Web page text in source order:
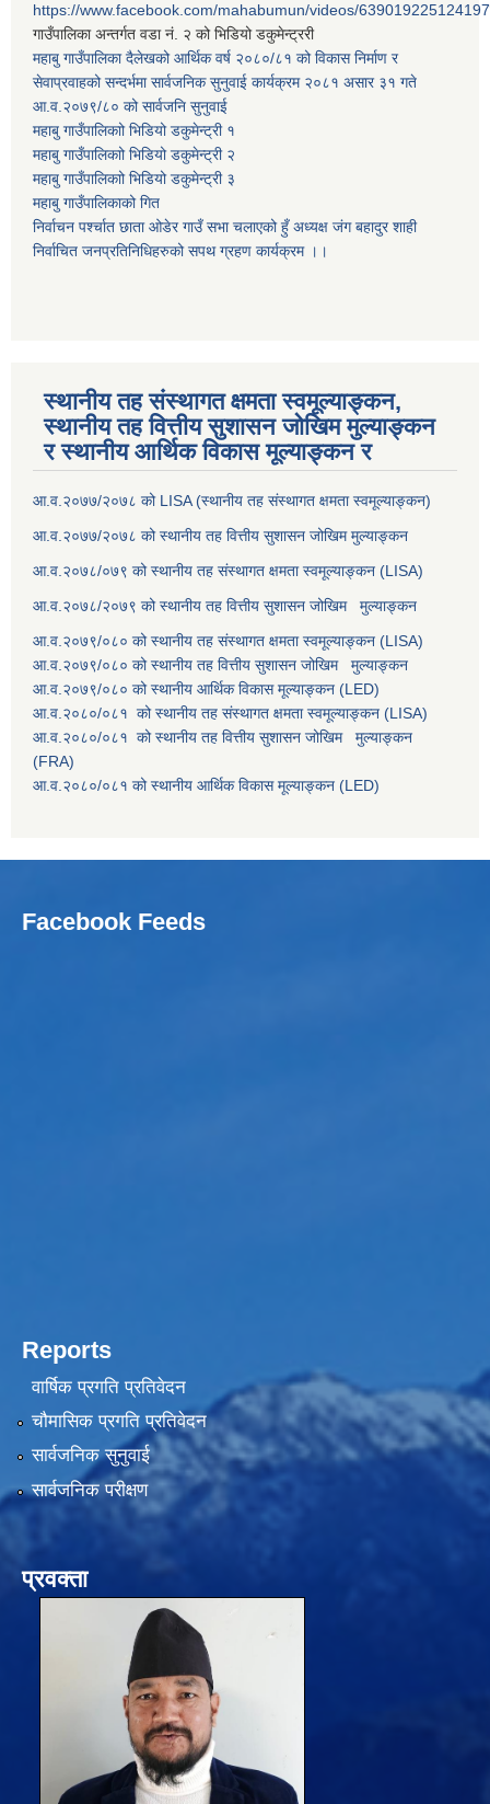
https://www.facebook.com/mahabumun/videos/639019225124197
गाउँपालिका अन्तर्गत वडा नं. २ को भिडियो डकुमेन्ट्ररी
महाबु गाउँपालिका दैलेखको आर्थिक वर्ष २०८०/८१ को विकास निर्माण र
सेवाप्रवाहको सन्दर्भमा सार्वजनिक सुनुवाई कार्यक्रम २०८१ असार ३१ गते
आ.व.२०७९/८० को सार्वजनि सुनुवाई
महाबु गाउँपालिकाो भिडियो डकुमेन्ट्री १
महाबु गाउँपालिकाो भिडियो डकुमेन्ट्री २
महाबु गाउँपालिकाो भिडियो डकुमेन्ट्री ३
महाबु गाउँपालिकाको गित
निर्वाचन पर्श्चात छाता ओडेर गाउँ सभा चलाएको हुँ अध्यक्ष जंग बहादुर शाही
निर्वाचित जनप्रतिनिधिहरुको सपथ ग्रहण कार्यक्रम ।।
स्थानीय तह संस्थागत क्षमता स्वमूल्याङ्कन,
स्थानीय तह वित्तीय सुशासन जोखिम मुल्याङ्कन
र स्थानीय आर्थिक विकास मूल्याङ्कन र
आ.व.२०७७/२०७८ को LISA (स्थानीय तह संस्थागत क्षमता स्वमूल्याङ्कन)
आ.व.२०७७/२०७८ को स्थानीय तह वित्तीय सुशासन जोखिम मुल्याङ्कन
आ.व.२०७८/०७९ को स्थानीय तह संस्थागत क्षमता स्वमूल्याङ्कन (LISA)
आ.व.२०७८/२०७९ को स्थानीय तह वित्तीय सुशासन जोखिम मुल्याङ्कन
आ.व.२०७९/०८० को स्थानीय तह संस्थागत क्षमता स्वमूल्याङ्कन (LISA)
आ.व.२०७९/०८० को स्थानीय तह वित्तीय सुशासन जोखिम मुल्याङ्कन
आ.व.२०७९/०८० को स्थानीय आर्थिक विकास मूल्याङ्कन (LED)
आ.व.२०८०/०८१ को स्थानीय तह संस्थागत क्षमता स्वमूल्याङ्कन (LISA)
आ.व.२०८०/०८१ को स्थानीय तह वित्तीय सुशासन जोखिम मुल्याङ्कन
(FRA)
आ.व.२०८०/०८१ को स्थानीय आर्थिक विकास मूल्याङ्कन (LED)
Facebook Feeds
Reports
वार्षिक प्रगति प्रतिवेदन
चौमासिक प्रगति प्रतिवेदन
सार्वजनिक सुनुवाई
सार्वजनिक परीक्षण
प्रवक्ता